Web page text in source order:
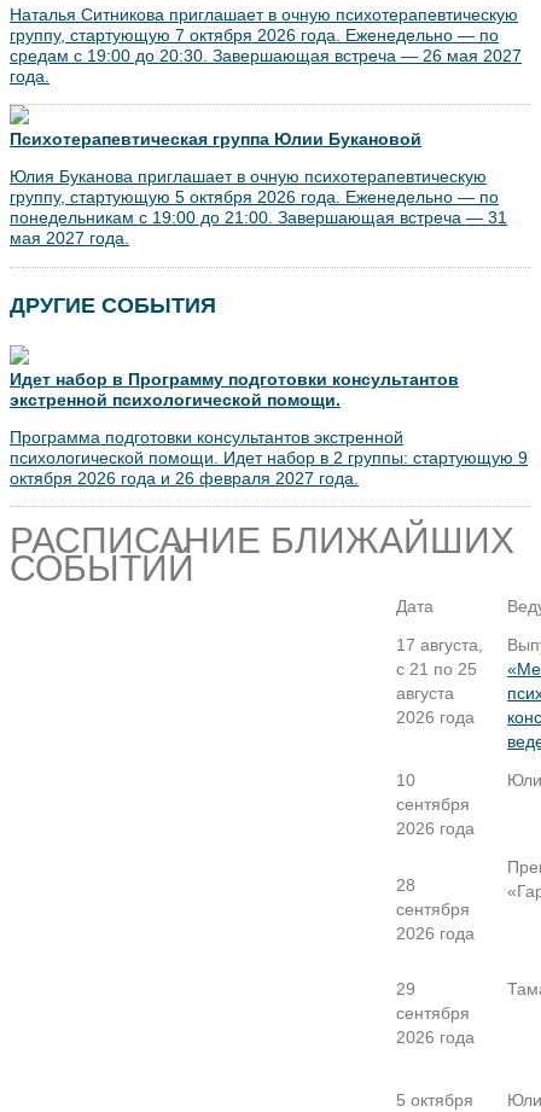
Наталья Ситникова приглашает в очную психотерапевтическую
группу, стартующую 7 октября 2026 года. Еженедельно — по
средам с 19:00 до 20:30. Завершающая встреча — 26 мая 2027
года.
Психотерапевтическая группа Юлии Букановой
Юлия Буканова приглашает в очную психотерапевтическую
группу, стартующую 5 октября 2026 года. Еженедельно — по
понедельникам с 19:00 до 21:00. Завершающая встреча — 31
мая 2027 года.
ДРУГИЕ СОБЫТИЯ
Идет набор в Программу подготовки консультантов
экстренной психологической помощи.
Программа подготовки консультантов экстренной
психологической помощи. Идет набор в 2 группы: стартующую 9
октября 2026 года и 26 февраля 2027 года.
РАСПИСАНИЕ БЛИЖАЙШИХ
СОБЫТИЙ
Дата
17 августа,
с 21 по 25
августа
2026 года
10
сентября
2026 года
28
сентября
2026 года
29
сентября
2026 года
5 октября